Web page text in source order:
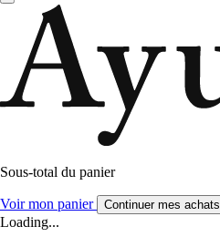
Sous-total du panier
Voir mon panier Continuer mes achats
Loading...